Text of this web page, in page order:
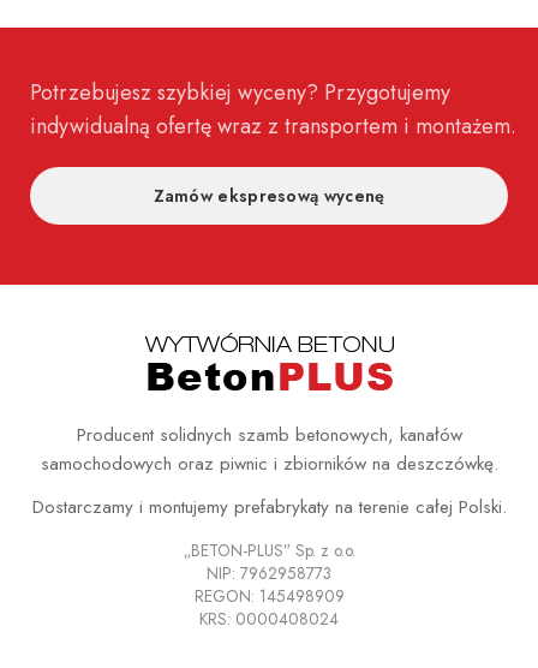
Potrzebujesz szybkiej wyceny? Przygotujemy
indywidualną ofertę wraz z transportem i montażem.
Zamów ekspresową wycenę
Producent solidnych szamb betonowych, kanałów
samochodowych oraz piwnic i zbiorników na deszczówkę.
Dostarczamy i montujemy prefabrykaty na terenie całej Polski.
„BETON-PLUS” Sp. z o.o.
NIP: 7962958773
REGON: 145498909
KRS: 0000408024